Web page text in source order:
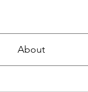
About